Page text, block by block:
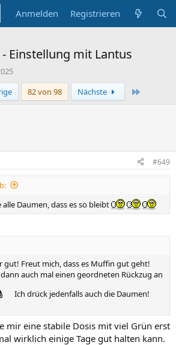
Anmelden Registrieren
Einstellung mit Lantus
82 von 98 Nächste
#649
Daumen, dass es so bleibt
gut! Freut mich, dass es Muffin gut geht!
auch mal einen geordneten Rückzug an
Ich drück jedenfalls auch die Daumen!
mir eine stabile Dosis mit viel Grün erst
wirklich einige Tage gut halten kann.